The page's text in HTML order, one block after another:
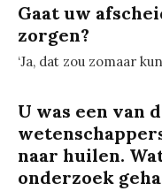
Gaat uw
zorgen?
‘Ja, dat zou zomaar
U was een van
naar huilen.